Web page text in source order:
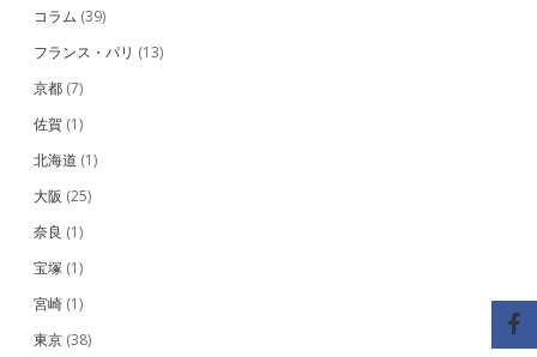
コラム (39)
フランス・パリ (13)
京都 (7)
佐賀 (1)
北海道 (1)
大阪 (25)
奈良 (1)
宝塚 (1)
宮崎 (1)
東京 (38)